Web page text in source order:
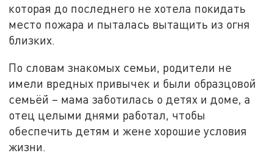
которая до последнего не хотела покидать
место пожара и пыталась вытащить из огня
близких.
По словам знакомых семьи, родители не
имели вредных привычек и были образцовой
семьёй – мама заботилась о детях и доме, а
отец целыми днями работал, чтобы
обеспечить детям и жене хорошие условия
жизни.